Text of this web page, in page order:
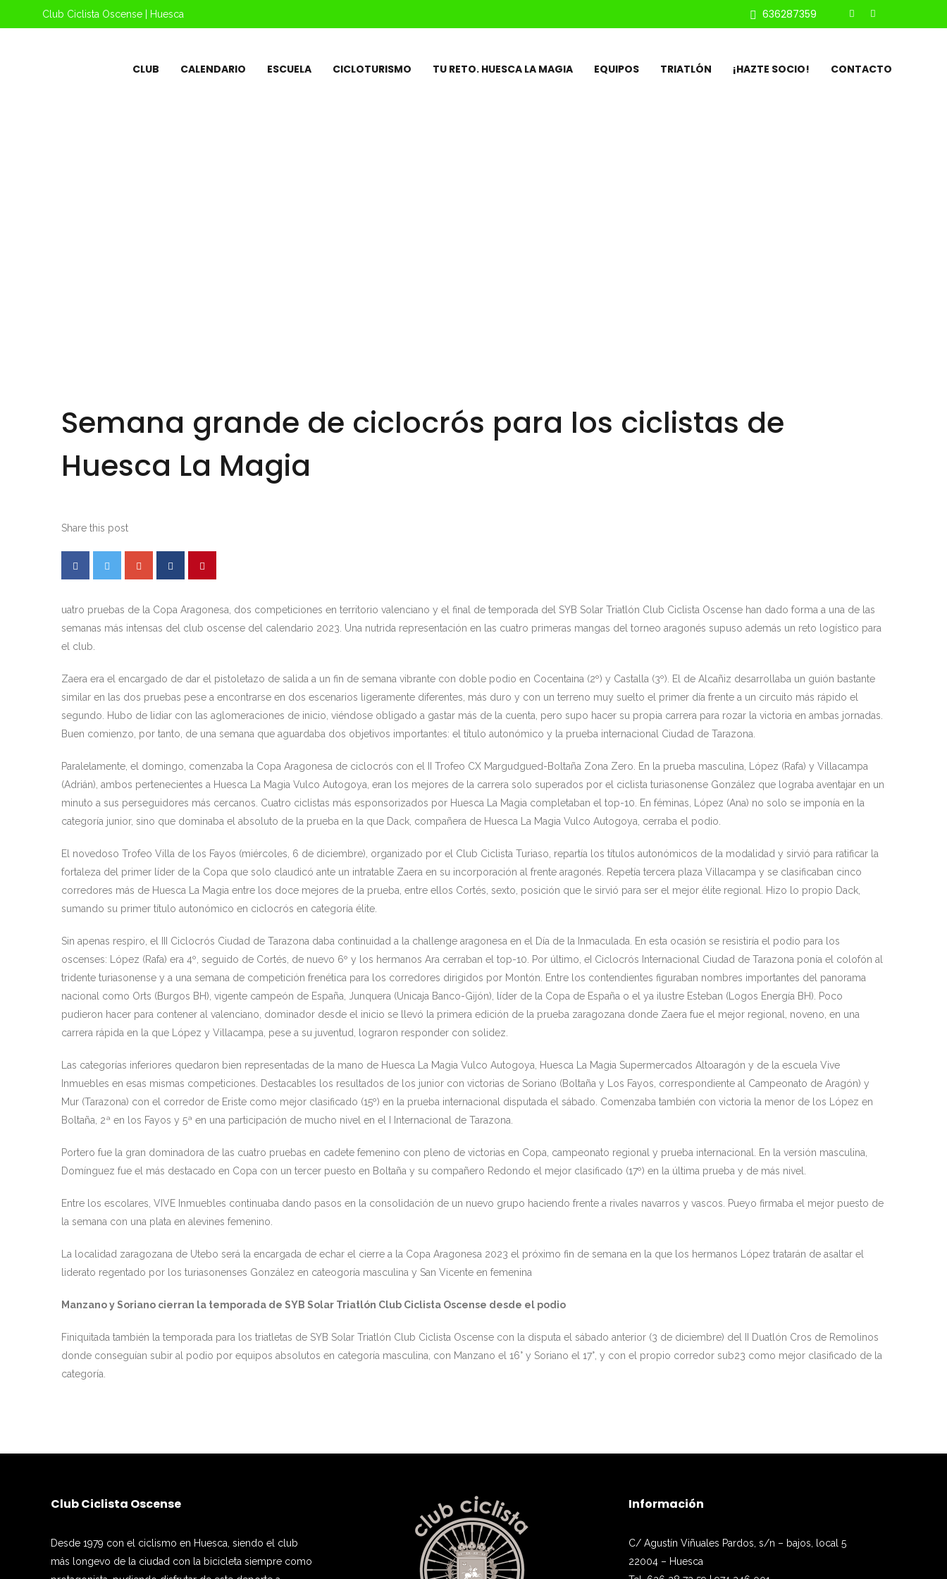
Club Ciclista Oscense | Huesca 636287359
CLUB CALENDARIO ESCUELA CICLOTURISMO TU RETO. HUESCA LA MAGIA EQUIPOS TRIATLÓN ¡HAZTE SOCIO! CONTACTO
Semana grande de ciclocrós para los ciclistas de
Huesca La Magia
Share this post
uatro pruebas de la Copa Aragonesa, dos competiciones en territorio valenciano y el final de temporada del SYB Solar Triatlón Club Ciclista Oscense han dado forma a una de las
semanas más intensas del club oscense del calendario 2023. Una nutrida representación en las cuatro primeras mangas del torneo aragonés supuso además un reto logístico para
el club.
Zaera era el encargado de dar el pistoletazo de salida a un fin de semana vibrante con doble podio en Cocentaina (2º) y Castalla (3º). El de Alcañiz desarrollaba un guión bastante
similar en las dos pruebas pese a encontrarse en dos escenarios ligeramente diferentes, más duro y con un terreno muy suelto el primer día frente a un circuito más rápido el
segundo. Hubo de lidiar con las aglomeraciones de inicio, viéndose obligado a gastar más de la cuenta, pero supo hacer su propia carrera para rozar la victoria en ambas jornadas.
Buen comienzo, por tanto, de una semana que aguardaba dos objetivos importantes: el título autonómico y la prueba internacional Ciudad de Tarazona.
Paralelamente, el domingo, comenzaba la Copa Aragonesa de ciclocrós con el II Trofeo CX Margudgued-Boltaña Zona Zero. En la prueba masculina, López (Rafa) y Villacampa
(Adrián), ambos pertenecientes a Huesca La Magia Vulco Autogoya, eran los mejores de la carrera solo superados por el ciclista turiasonense González que lograba aventajar en un
minuto a sus perseguidores más cercanos. Cuatro ciclistas más esponsorizados por Huesca La Magia completaban el top-10. En féminas, López (Ana) no solo se imponía en la
categoría junior, sino que dominaba el absoluto de la prueba en la que Dack, compañera de Huesca La Magia Vulco Autogoya, cerraba el podio.
El novedoso Trofeo Villa de los Fayos (miércoles, 6 de diciembre), organizado por el Club Ciclista Turiaso, repartía los títulos autonómicos de la modalidad y sirvió para ratificar la
fortaleza del primer líder de la Copa que solo claudicó ante un intratable Zaera en su incorporación al frente aragonés. Repetía tercera plaza Villacampa y se clasificaban cinco
corredores más de Huesca La Magia entre los doce mejores de la prueba, entre ellos Cortés, sexto, posición que le sirvió para ser el mejor élite regional. Hizo lo propio Dack,
sumando su primer título autonómico en ciclocrós en categoría élite.
Sin apenas respiro, el III Ciclocrós Ciudad de Tarazona daba continuidad a la challenge aragonesa en el Día de la Inmaculada. En esta ocasión se resistiría el podio para los
oscenses: López (Rafa) era 4º, seguido de Cortés, de nuevo 6º y los hermanos Ara cerraban el top-10. Por último, eI Ciclocrós Internacional Ciudad de Tarazona ponía el colofón al
tridente turiasonense y a una semana de competición frenética para los corredores dirigidos por Montón. Entre los contendientes figuraban nombres importantes del panorama
nacional como Orts (Burgos BH), vigente campeón de España, Junquera (Unicaja Banco-Gijón), líder de la Copa de España o el ya ilustre Esteban (Logos Energía BH). Poco
pudieron hacer para contener al valenciano, dominador desde el inicio se llevó la primera edición de la prueba zaragozana donde Zaera fue el mejor regional, noveno, en una
carrera rápida en la que López y Villacampa, pese a su juventud, lograron responder con solidez.
Las categorías inferiores quedaron bien representadas de la mano de Huesca La Magia Vulco Autogoya, Huesca La Magia Supermercados Altoaragón y de la escuela Vive
Inmuebles en esas mismas competiciones. Destacables los resultados de los junior con victorias de Soriano (Boltaña y Los Fayos, correspondiente al Campeonato de Aragón) y
Mur (Tarazona) con el corredor de Eriste como mejor clasificado (15º) en la prueba internacional disputada el sábado. Comenzaba también con victoria la menor de los López en
Boltaña, 2ª en los Fayos y 5ª en una participación de mucho nivel en el I Internacional de Tarazona.
Portero fue la gran dominadora de las cuatro pruebas en cadete femenino con pleno de victorias en Copa, campeonato regional y prueba internacional. En la versión masculina,
Domínguez fue el más destacado en Copa con un tercer puesto en Boltaña y su compañero Redondo el mejor clasificado (17º) en la última prueba y de más nivel.
Entre los escolares, VIVE Inmuebles continuaba dando pasos en la consolidación de un nuevo grupo haciendo frente a rivales navarros y vascos. Pueyo firmaba el mejor puesto de
la semana con una plata en alevines femenino.
La localidad zaragozana de Utebo será la encargada de echar el cierre a la Copa Aragonesa 2023 el próximo fin de semana en la que los hermanos López tratarán de asaltar el
liderato regentado por los turiasonenses González en cateogoría masculina y San Vicente en femenina
Manzano y Soriano cierran la temporada de SYB Solar Triatlón Club Ciclista Oscense desde el podio
Finiquitada también la temporada para los triatletas de SYB Solar Triatlón Club Ciclista Oscense con la disputa el sábado anterior (3 de diciembre) del II Duatlón Cros de Remolinos
donde conseguían subir al podio por equipos absolutos en categoría masculina, con Manzano el 16° y Soriano el 17°, y con el propio corredor sub23 como mejor clasificado de la
categoría.
Club Ciclista Oscense
Desde 1979 con el ciclismo en Huesca, siendo el club
más longevo de la ciudad con la bicicleta siempre como
Información
C/ Agustín Viñuales Pardos, s/n – bajos, local 5
22004 – Huesca